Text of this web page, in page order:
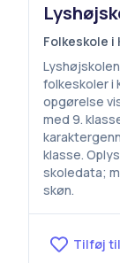
Folkeskole i
folkeskoler i
opgørelse
med 9.
klasse.
skoledata;
skøn.
Tilføj